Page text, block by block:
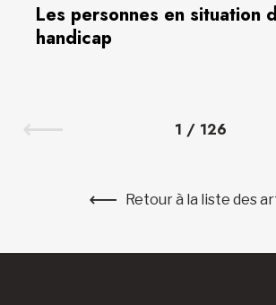
Les personnes en situation
handicap
1 / 126
Retour à la liste des